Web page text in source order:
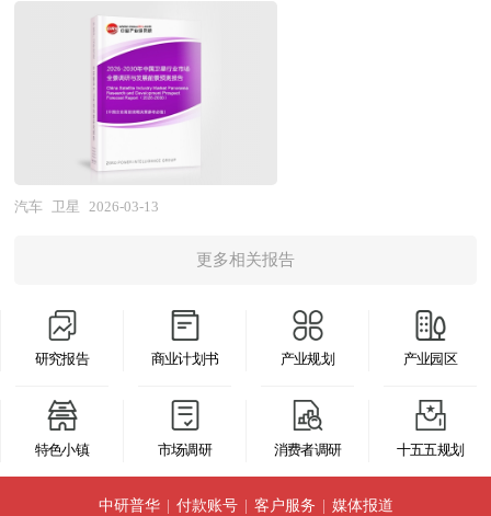
体调查、研究、分析，评估项目可行性、效果效益
程度，提出建设性意见建议对策等，为汽车保养行
业投资决策者和主管机关审批的研究性报告。以阐
述对汽车保养行业的理论认识为主要内容，重在研
究汽车保养行业本质及规律性认识的研究。汽车保
养行业研究报告持续提供高价值服务，是企业了解
确投资和明确企业发展方向不可多得的精品资料。
大量周密的市场调研基础上，主要依据了国家统计
局、国家商务部、国家发改委、国家经济信息中
业信息中心、中国经济景气监测中心、中国行业研
究网、国内外相关报刊杂志的基础信息以及汽车保
产业从单一技术供应向平台化、生态化服务转变。
本研究咨询报告由中研普华咨询公司领衔撰写，在
大量周密的市场调研基础上，主要依据了国家统计
局、国家商务部、国家发改委、国家经济信息中
心、国务院发展研究中心、国家海关总署、全国商
业信息中心、中国经济景气监测中心、中国行业研
究网、全国及海外相关报刊杂志的基础信息以及高
状、子行业发展变化等进行了分析，重点分析了国
内外高精度定位行业的发展现状、如何面对行业的
业的投资分析和趋势预测等等。报告还综合了高精
度定位行业的整体发展动态，对行业在产品方面提
供了参考建议和具体解决办法。报告对于高精度定
位产品生产企业、经销商、行业管理部门以及拟进
全国及海外专业研究机构提供的大量权威资料，采
用与国际同步的科学分析模型，全面而准确地为您
从行业的整体高度来架构分析体系。让您全面、准
确地把握整个救援车行业的市场走向和发展趋势。
报告对中国救援车行业的内外部环境、行业发展现
状、产业链发展状况、市场供需、竞争格局、标杆
等进行了分析，并重点分析了我国救援车行业将面
研单位、投资企业准确了解救援车行业最新发展动
向，及早发现救援车行业市场的空白点，机会点，
的市场需求和趋势，有效规避救援车行业投资风
险，更有效率地巩固或者拓展相应的战略性目标市
场，牢牢把握行业竞争的主动权。形成企业良好的
料替代向多材料混合应用、从零部件优化向系统集
成设计转变，其产业边界不断向一体化压铸、碳纤
维量产、智能轻量化等新兴领域延伸。 当前，中
国汽车轻量化行业正处于技术迭代加速与规模化应
用的关键成长期。经过多年的技术引进与自主创
新，我国在高强度钢热冲压、铝合金车身、镁合金
零部件等领域已形成较强产业能力，部分企业进入
国际车企供应链，一体化压铸技术在新能源车型上
汽车上开始示范，轻量化材料与工艺技术水平显著
提升。未来，中国汽车轻量化行业将在"新能源汽
模化应用与产业升级的新阶段。从市场前景看，新
能源汽车渗透率提升与续航里程竞争拉动轻量化需
求，一体化压铸技术普及与碳纤维应用拓展创造结
数据应用及增值服务等多个环节，技术体系涵盖通
信、导航、遥感及空间科学等多元方向，具有显著
的技术壁垒极高、资本投入大、研制周期长、国家
安全敏感及产业带动性强等特征。当前，中国卫星
产业正从国家任务驱动向商业化、规模化、国际化
方向深刻转型，成为科技自立自强、数字经济发展
卫星产业正处于由跟跑并跑向并跑领跑跨越的关键
卫星系统，高分辨率对地观测系统重大专项成效显
著，通信卫星、气象卫星及海洋卫星体系不断完
善，部分企业在卫星平台、有效载荷及地面应用上
达到国际先进水平，低轨卫星星座建设加速推进，
一方面，产业深层瓶颈依然突出，高端卫星核心元
汽车 卫星 2026-03-13
更多相关报告
研究报告 商业计划书 产业规划 产业园区
特色小镇 市场调研 消费者调研 十五五规划
中研普华 付款账号 客户服务 媒体报道